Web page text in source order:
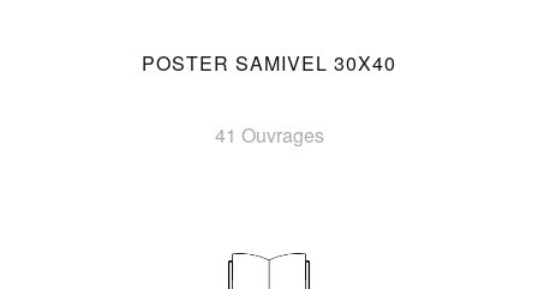
POSTER SAMIVEL 30X40
41 Ouvrages